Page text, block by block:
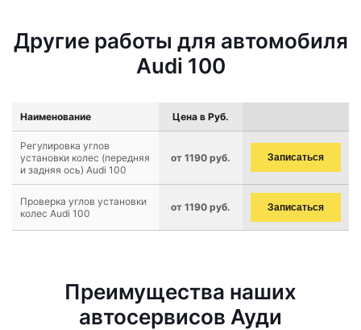
Другие работы для автомобиля
Audi 100
Наименование Цена в Руб.
Регулировка углов
установки колес (передняя
и задняя ось) Audi 100
от 1190 руб. Записаться
Проверка углов установки
колес Audi 100
от 1190 руб. Записаться
Преимущества наших
автосервисов Ауди